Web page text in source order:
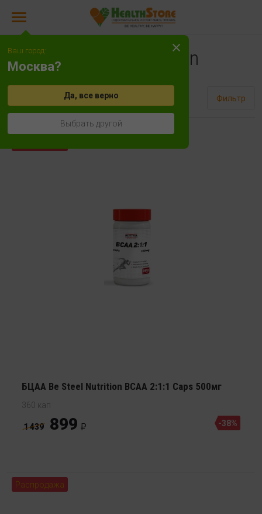
Be Steel Nutrition
Сортировать Фильтр
БЦАА Be Steel Nutrition BCAA 2:1:1 Caps 500мг
360 кап
1 439 899 -38%
Распродажа
Ваш город:
Москва?
Да, все верно
Выбрать другой